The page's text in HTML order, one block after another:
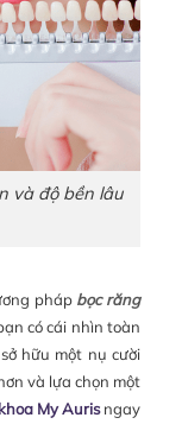
và độ bền lâu
pháp bọc răng
có cái nhìn toàn
hữu một nụ cười
và lựa chọn một
My Aurisngay